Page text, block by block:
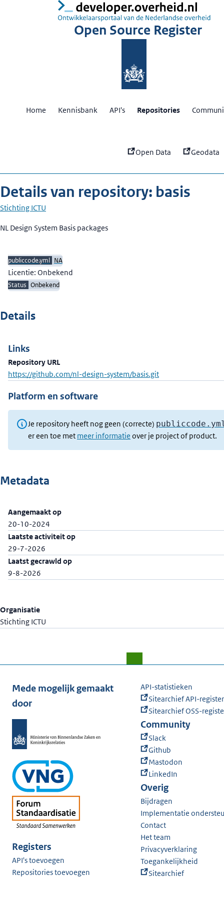
Open Source Register:
Home Kennisbank API's Repositories
Open Data Geodata
Details van repository: basis
Stichting ICTU
Beschrijving
NL Design System Basis packages
Organisatie
Stichting ICTU
publiccode.yml NA
Licentie: Onbekend
Status Onbekend
Details
Links
Repository URL
https://github.com/nl-design-system/basis.git
Platform en software
Je repository heeft nog geen (correcte)
er een toe met meer informatie over je project of product.
Metadata
Aangemaakt op
20-10-2024
Laatste activiteit op
29-7-2026
Laatst gecrawld op
9-8-2026
Mede mogelijk gemaakt
door
Registers
API's toevoegen
Repositories toevoegen
API-statistieken
Sitearchief API-register
Sitearchief OSS-
Community
Slack
Github
Mastodon
LinkedIn
Overig
Bijdragen
Implementatie
Contact
Het team
Privacyverklaring
Toegankelijkheid
Sitearchief